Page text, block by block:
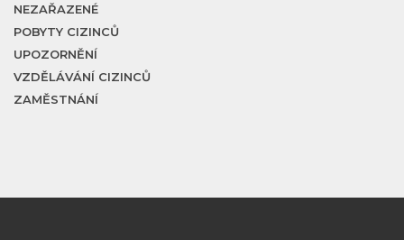
NEZAŘAZENÉ
POBYTY CIZINCŮ
UPOZORNĚNÍ
VZDĚLÁVÁNÍ CIZINCŮ
ZAMĚSTNÁNÍ